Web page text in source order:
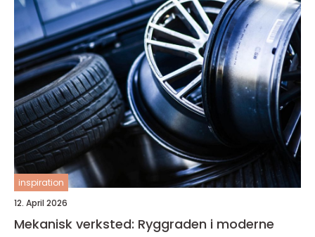
inspiration
12. April 2026
Mekanisk verksted: Ryggraden i moderne